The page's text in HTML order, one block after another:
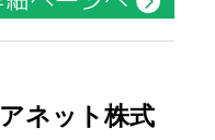
ネット株式